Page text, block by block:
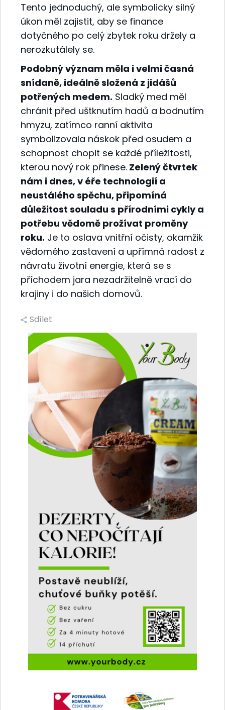
Tento jednoduchý, ale symbolicky silný
úkon měl zajistit, aby se finance
dotyčného po celý zbytek roku držely a
nerozkutálely se.
Podobný význam měla i velmi časná
snídaně, ideálně složená z jidášů
potřených medem. Sladký med měl
chránit před uštknutím hadů a bodnutím
hmyzu, zatímco ranní aktivita
symbolizovala náskok před osudem a
schopnost chopit se každé příležitosti,
kterou nový rok přinese. Zelený čtvrtek
nám i dnes, v éře technologií a
neustálého spěchu, připomíná
důležitost souladu s přírodními cykly a
potřebu vědomě prožívat proměny
roku. Je to oslava vnitřní očisty, okamžik
vědomého zastavení a upřímná radost z
návratu životní energie, která se s
příchodem jara nezadržitelně vrací do
krajiny i do našich domovů.
Sdílet